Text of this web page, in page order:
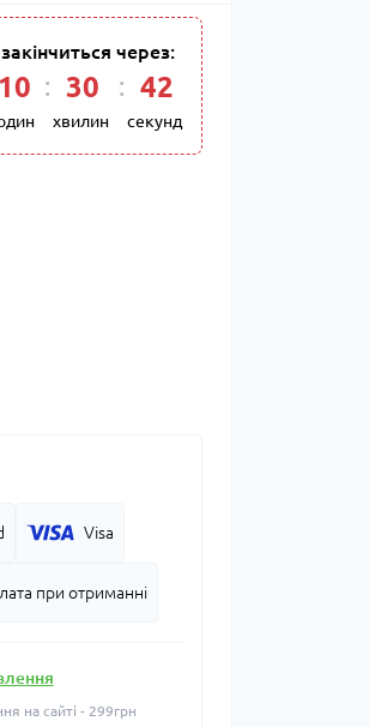
через:
10 : 30
хвилин
: 42
секунд
Visa
при отриманні
на сайті - 299грн